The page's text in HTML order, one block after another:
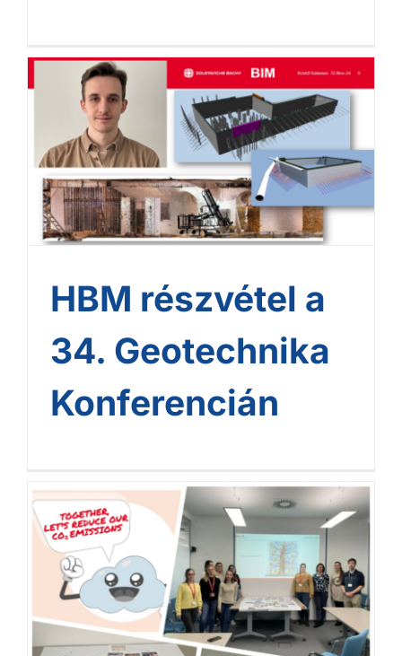
HBM részvétel a 34.
Geotechnika Konferencián
HBM részvétel a
34. Geotechnika
Konferencián
Környezetvédelmi hét a